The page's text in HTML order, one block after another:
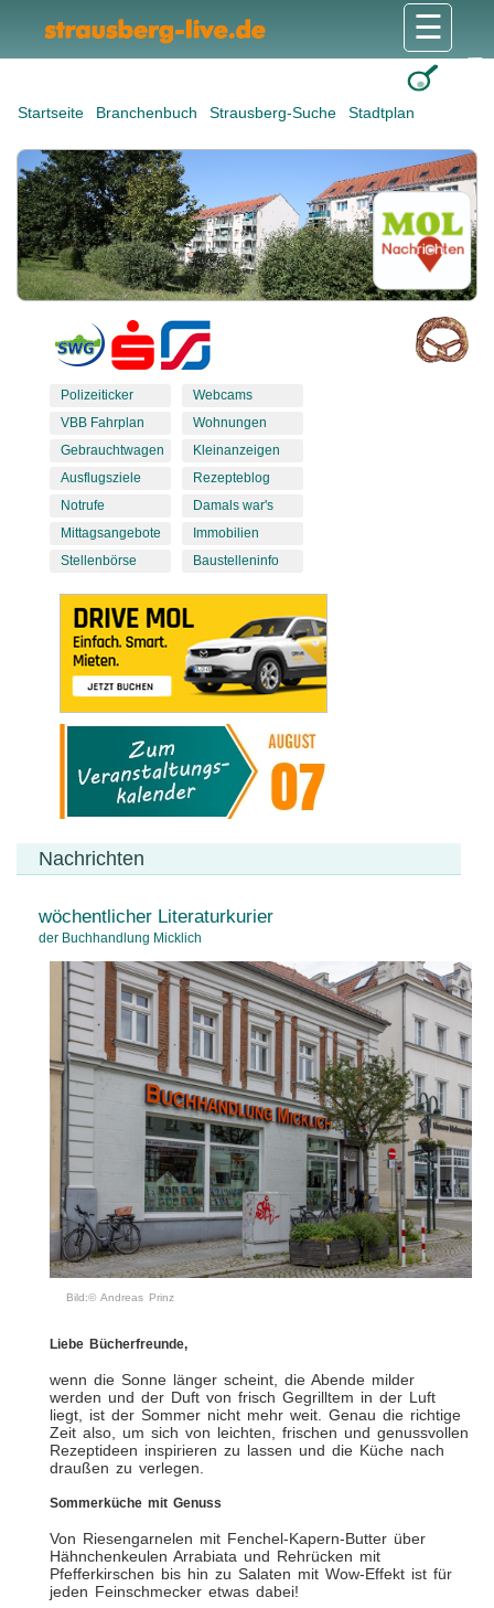
Startseite Branchenbuch Strausberg-Suche Stadtplan
☰
Polizeiticker
VBB Fahrplan
Gebrauchtwagen
Ausflugsziele
Notrufe
Mittagsangebote
Stellenbörse
Webcams
Wohnungen
Kleinanzeigen
Rezepteblog
Damals war's
Immobilien
Baustelleninfo
Nachrichten
wöchentlicher Literaturkurier
der Buchhandlung Micklich
Bild:© Andreas Prinz
Liebe Bücherfreunde,
wenn die Sonne länger scheint, die Abende milder
werden und der Duft von frisch Gegrilltem in der Luft
liegt, ist der Sommer nicht mehr weit. Genau die richtige
Zeit also, um sich von leichten, frischen und genussvollen
Rezeptideen inspirieren zu lassen und die Küche nach
draußen zu verlegen.
Sommerküche mit Genuss
Von Riesengarnelen mit Fenchel-Kapern-Butter über
Hähnchenkeulen Arrabiata und Rehrücken mit
Pfefferkirschen bis hin zu Salaten mit Wow-Effekt ist für
jeden Feinschmecker etwas dabei!